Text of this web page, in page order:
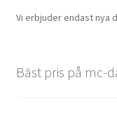
Vi erbjuder endast nya
Bäst pris på mc-